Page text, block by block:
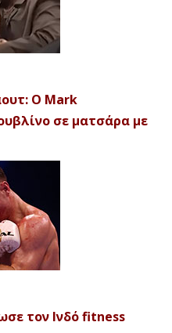
Ο Mark
σε ματσάρα με
τον Ινδό fitness